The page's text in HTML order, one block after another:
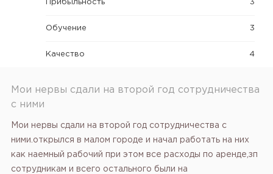
Прибыльность 3
Обучение 3
Качество 4
Мои нервы сдали на второй год сотрудничества
с ними
Мои нервы сдали на второй год сотрудничества с
ними.открылся в малом городе и начал работать на них
как наемный рабочий при этом все расходы по аренде,зп
сотрудникам и всего остального были на